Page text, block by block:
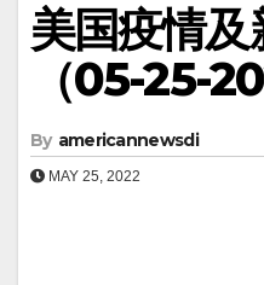
美国疫情
（05-25-
By americannewsdi
MAY 25, 2022